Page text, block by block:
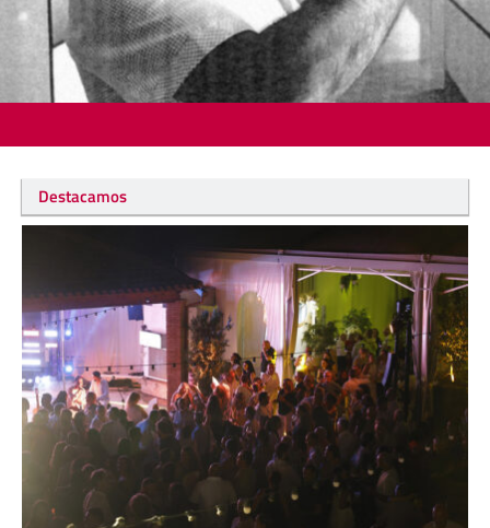
Destacamos